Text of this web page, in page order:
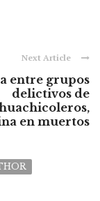
Next Article
entre grupos
delictivos de
en muertos